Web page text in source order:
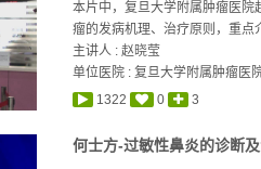
本片中，复旦大学附属肿瘤医
瘤的发病机理、治疗原则，重点
主讲人 :赵晓莹
单位医院 : 复旦大学附属肿瘤医
1322
0 3
何士方-过敏性鼻炎的诊断